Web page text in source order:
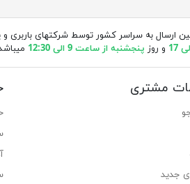
ارسال به سراسر کشور توسط شرکتهای باربری
و روز پنجشنبه از ساعت 9 الی 12:30
مشتری
جدید